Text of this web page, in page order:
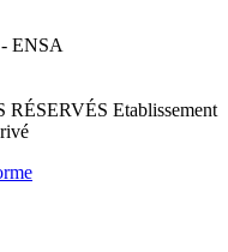
Etablissement